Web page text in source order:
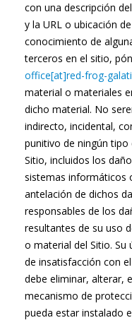
con una descripción
y la URL o ubicación
conocimiento de
terceros en el sitio,
office[at]red-frog-
material o materiales
dicho material. No
indirecto, incidental,
punitivo de ningún
Sitio, incluidos los
sistemas informáticos
antelación de dichos
responsables de los
resultantes de su uso
o material del Sitio. Su
de insatisfacción con
debe eliminar, alterar,
mecanismo de
pueda estar instalado